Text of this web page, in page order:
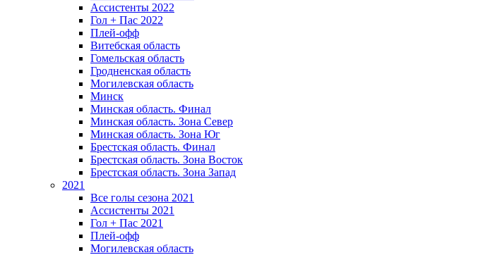
Ассистенты 2022
Гол + Пас 2022
Плей-офф
Витебская область
Гомельская область
Гродненская область
Могилевская область
Минск
Mинская область. Финал
Минская область. Зона Север
Минская область. Зона Юг
Брестская область. Финал
Брестская область. Зона Восток
Брестская область. Зона Запад
2021
Все голы сезона 2021
Ассистенты 2021
Гол + Пас 2021
Плей-офф
Могилевская область